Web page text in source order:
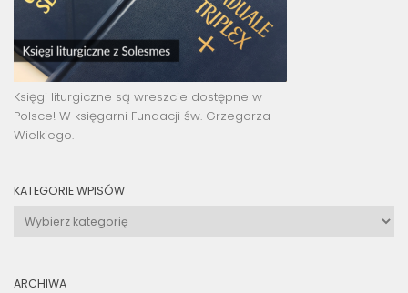
Księgi liturgiczne są wreszcie dostępne w
Polsce! W księgarni Fundacji św. Grzegorza
Wielkiego.
KATEGORIE WPISÓW
Kategorie
wpisów
ARCHIWA